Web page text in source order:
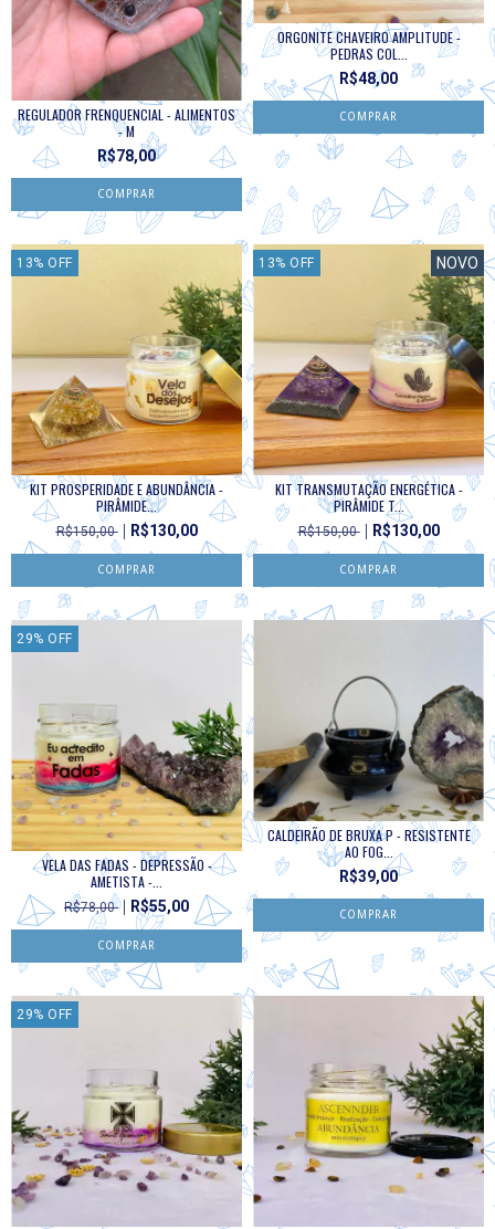
REGULADOR FRENQUENCIAL - ALIMENTOS
- M
R$78,00
ORGONITE CHAVEIRO AMPLITUDE -
PEDRAS COL...
R$48,00
13% OFF
KIT PROSPERIDADE E ABUNDÂNCIA -
PIRÂMIDE...
R$150,00 R$130,00
13% OFF NOVO
KIT TRANSMUTAÇÃO ENERGÉTICA -
PIRÂMIDE T...
R$150,00 R$130,00
29% OFF
VELA DAS FADAS - DEPRESSÃO -
AMETISTA -...
R$78,00 R$55,00
CALDEIRÃO DE BRUXA P - RESISTENTE
AO FOG...
R$39,00
29% OFF